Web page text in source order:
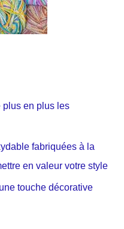
plus en plus les
fabriquées à la
en valeur votre style
touche décorative